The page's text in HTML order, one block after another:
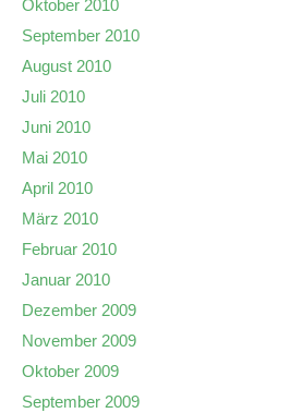
Oktober 2010
September 2010
August 2010
Juli 2010
Juni 2010
Mai 2010
April 2010
März 2010
Februar 2010
Januar 2010
Dezember 2009
November 2009
Oktober 2009
September 2009